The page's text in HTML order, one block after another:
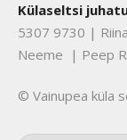
Külaseltsi
5307 9730 |
Neeme | Peep
© Vainupea küla